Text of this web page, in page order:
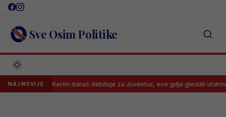
Skip
content Sve Osim Politike
NAJNOVIJE
Kerim danas debituje za Juventus, evo gdje gledati utakmicu i kada